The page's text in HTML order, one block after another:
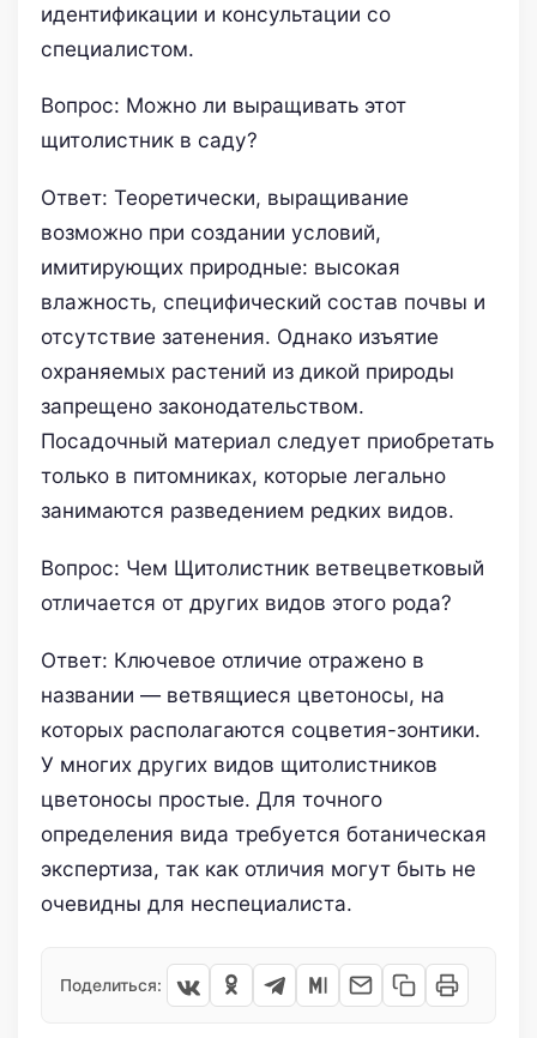
идентификации и консультации со
специалистом.
Вопрос: Можно ли выращивать этот
щитолистник в саду?
Ответ: Теоретически, выращивание
возможно при создании условий,
имитирующих природные: высокая
влажность, специфический состав почвы и
отсутствие затенения. Однако изъятие
охраняемых растений из дикой природы
запрещено законодательством.
Посадочный материал следует приобретать
только в питомниках, которые легально
занимаются разведением редких видов.
Вопрос: Чем Щитолистник ветвецветковый
отличается от других видов этого рода?
Ответ: Ключевое отличие отражено в
названии — ветвящиеся цветоносы, на
которых располагаются соцветия-зонтики.
У многих других видов щитолистников
цветоносы простые. Для точного
определения вида требуется ботаническая
экспертиза, так как отличия могут быть не
очевидны для неспециалиста.
Поделиться: